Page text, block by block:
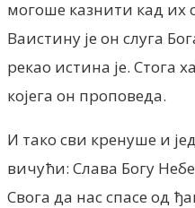
могоше казнити кад их
Ваистину је он слуга
рекао истина је. Стога
којега он проповеда.
И тако сви кренуше и
вичући: Слава Богу
Свога да нас спасе од